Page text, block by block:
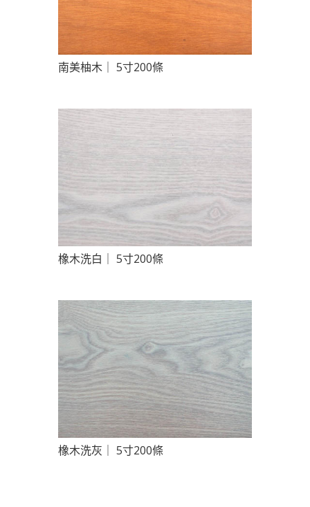
南美柚木｜ 5寸200條
橡木洗白｜ 5寸200條
橡木洗灰｜ 5寸200條